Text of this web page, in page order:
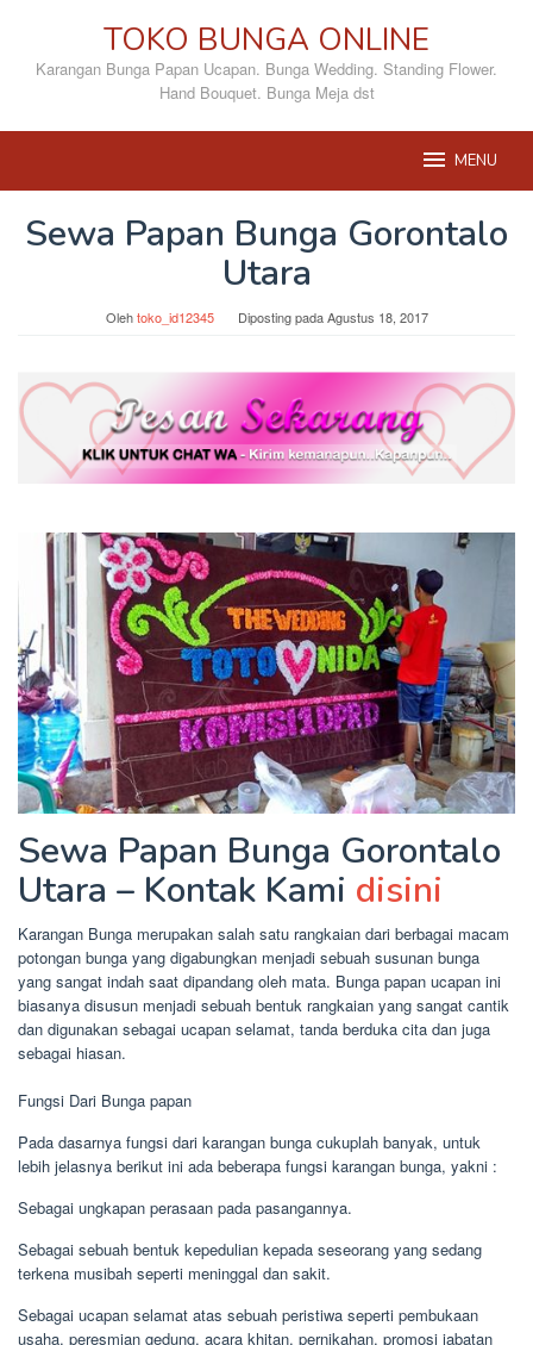
konten
TOKO BUNGA ONLINE
Karangan Bunga Papan Ucapan. Bunga Wedding. Standing Flower.
Hand Bouquet. Bunga Meja dst
MENU
Sewa Papan Bunga Gorontalo
Utara
Olehtoko_id12345 Diposting padaAgustus 18, 2017
Sewa Papan Bunga Gorontalo
Utara – Kontak Kami disini
Karangan Bunga merupakan salah satu rangkaian dari berbagai macam
potongan bunga yang digabungkan menjadi sebuah susunan bunga
yang sangat indah saat dipandang oleh mata. Bunga papan ucapan ini
biasanya disusun menjadi sebuah bentuk rangkaian yang sangat cantik
dan digunakan sebagai ucapan selamat, tanda berduka cita dan juga
sebagai hiasan.
Fungsi Dari Bunga papan
Pada dasarnya fungsi dari karangan bunga cukuplah banyak, untuk
lebih jelasnya berikut ini ada beberapa fungsi karangan bunga, yakni :
Sebagai ungkapan perasaan pada pasangannya.
Sebagai sebuah bentuk kepedulian kepada seseorang yang sedang
terkena musibah seperti meninggal dan sakit.
Sebagai ucapan selamat atas sebuah peristiwa seperti pembukaan
usaha, peresmian gedung, acara khitan, pernikahan, promosi jabatan